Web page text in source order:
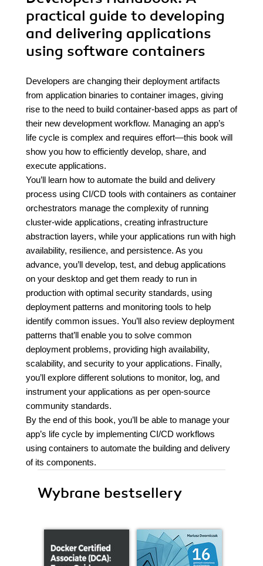
practical guide to developing
and delivering applications
using software containers
Developers are changing their deployment artifacts
from application binaries to container images, giving
rise to the need to build container-based apps as part of
their new development workflow. Managing an app’s
life cycle is complex and requires effort—this book will
show you how to efficiently develop, share, and
execute applications.
You’ll learn how to automate the build and delivery
process using CI/CD tools with containers as container
orchestrators manage the complexity of running
cluster-wide applications, creating infrastructure
abstraction layers, while your applications run with high
availability, resilience, and persistence. As you
advance, you’ll develop, test, and debug applications
on your desktop and get them ready to run in
production with optimal security standards, using
deployment patterns and monitoring tools to help
identify common issues. You’ll also review deployment
patterns that’ll enable you to solve common
deployment problems, providing high availability,
scalability, and security to your applications. Finally,
you’ll explore different solutions to monitor, log, and
instrument your applications as per open-source
community standards.
By the end of this book, you’ll be able to manage your
app’s life cycle by implementing CI/CD workflows
using containers to automate the building and delivery
of its components.
Wybrane bestsellery